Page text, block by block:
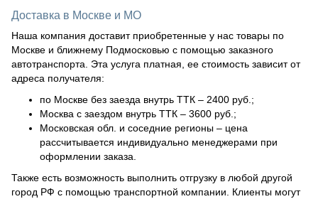
Доставка в Москве и МО
Наша компания доставит приобретенные у нас товары по
Москве и ближнему Подмосковью с помощью заказного
автотранспорта. Эта услуга платная, ее стоимость зависит от
адреса получателя:
по Москве без заезда внутрь ТТК – 2400 руб.;
Москва с заездом внутрь ТТК – 3600 руб.;
Московская обл. и соседние регионы – цена
рассчитывается индивидуально менеджерами при
оформлении заказа.
Также есть возможность выполнить отгрузку в любой другой
город РФ с помощью транспортной компании. Клиенты могут